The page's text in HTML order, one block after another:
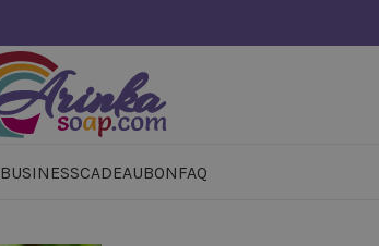
BUSINESSCADEAUBON FAQ